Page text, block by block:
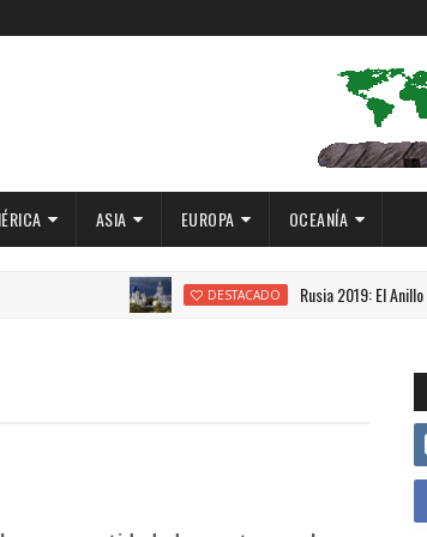
ASIA EUROPA OCEANÍA
DESTACADO Rusia 2019: El Anillo de Oro